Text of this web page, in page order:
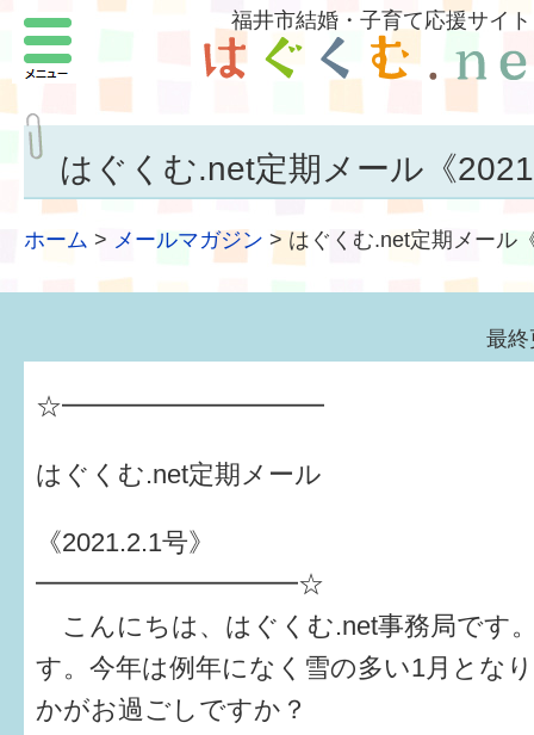
福井市結婚・子育て応援サイト
はぐくむ.net定期メール《
ホーム > メールマガジン > はぐくむ.net定期メール
最終
☆━━━━━━━━━━
はぐくむ.net定期メール
《2021.2.1号》
━━━━━━━━━━☆
こんにちは、はぐくむ.net事務局です
す。今年は例年になく雪の多い1月とな
かがお過ごしですか？
メニュー
結婚したい
子どもがほしい
子どもを育てよう
届出・手当・助成
健診・予防接種
子どもを預けたい
入園・入学